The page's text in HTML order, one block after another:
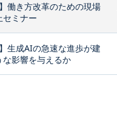
働き方改革のための現場
セミナー
生成AIの急速な進歩が建
影響を与えるか